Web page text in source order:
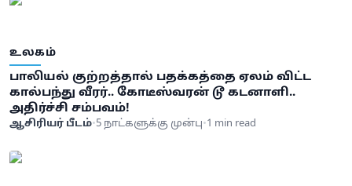
உலகம்
பாலியல் குற்றத்தால் பதக்கத்தை ஏலம் விட்ட
கால்பந்து வீரர்.. கோடீஸ்வரன் டூ கடனாளி..
அதிர்ச்சி சம்பவம்!
ஆசிரியர் பீடம்•5 நாட்களுக்கு முன்பு•1 min read